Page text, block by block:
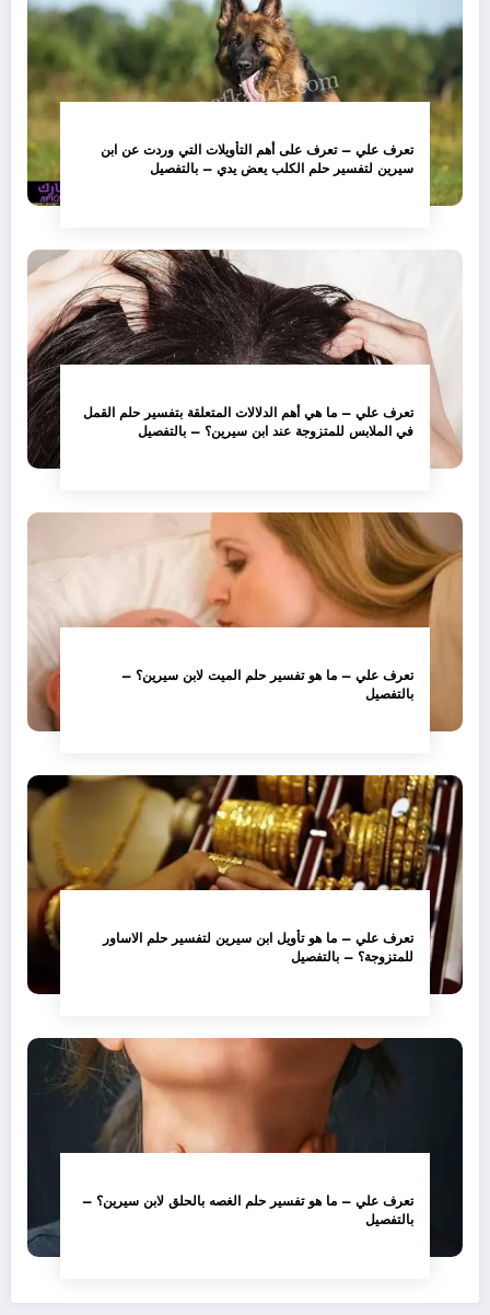
تعرف علي – تعرف على أهم التأويلات التي وردت عن ابن
سيرين لتفسير حلم الكلب يعض يدي – بالتفصيل
تعرف علي – ما هي أهم الدلالات المتعلقة بتفسير حلم القمل
في الملابس للمتزوجة عند ابن سيرين؟ – بالتفصيل
تعرف علي – ما هو تفسير حلم الميت لابن سيرين؟ –
بالتفصيل
تعرف علي – ما هو تأويل ابن سيرين لتفسير حلم الاساور
للمتزوجة؟ – بالتفصيل
تعرف علي – ما هو تفسير حلم الغصه بالحلق لابن سيرين؟ –
بالتفصيل